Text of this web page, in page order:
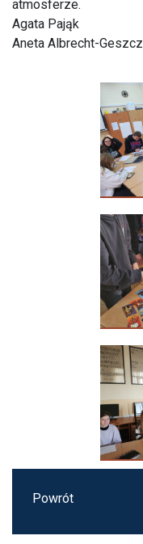
atmosferze.
Agata Pająk
Aneta Albrecht-Geszcz
Powrót